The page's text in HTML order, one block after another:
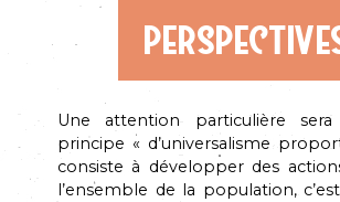
Une attention particulière
principe « d’universalisme
consiste à développer des
l’ensemble de la population,